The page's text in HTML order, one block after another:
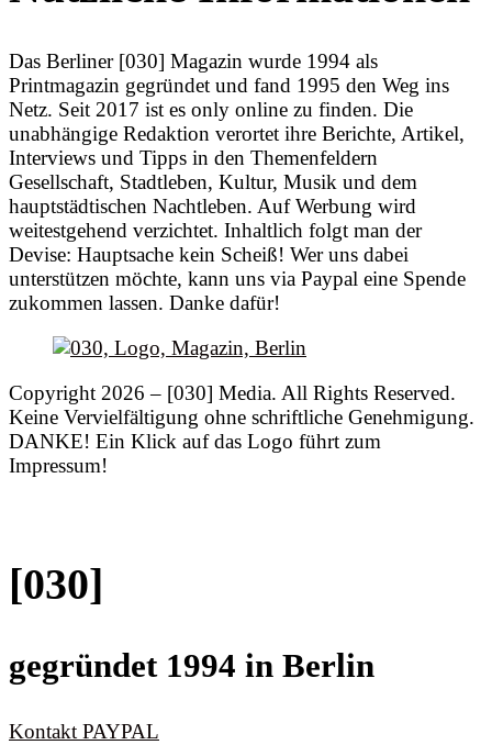
Das Berliner [030] Magazin wurde 1994 als
Printmagazin gegründet und fand 1995 den Weg ins
Netz. Seit 2017 ist es only online zu finden. Die
unabhängige Redaktion verortet ihre Berichte, Artikel,
Interviews und Tipps in den Themenfeldern
Gesellschaft, Stadtleben, Kultur, Musik und dem
hauptstädtischen Nachtleben. Auf Werbung wird
weitestgehend verzichtet. Inhaltlich folgt man der
Devise: Hauptsache kein Scheiß! Wer uns dabei
unterstützen möchte, kann uns via Paypal eine Spende
zukommen lassen. Danke dafür!
Copyright 2026 – [030] Media. All Rights Reserved.
Keine Vervielfältigung ohne schriftliche Genehmigung.
DANKE! Ein Klick auf das Logo führt zum
Impressum!
[030]
gegründet 1994 in Berlin
Kontakt PAYPAL